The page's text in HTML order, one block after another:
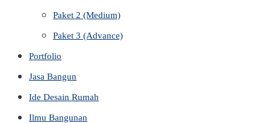
Paket 2 (Medium)
Paket 3 (Advance)
Portfolio
Jasa Bangun
Ide Desain Rumah
Ilmu Bangunan